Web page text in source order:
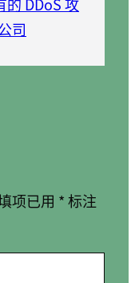
司
项已用 *标注